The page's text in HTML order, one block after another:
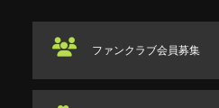
ファンクラブ会員募集